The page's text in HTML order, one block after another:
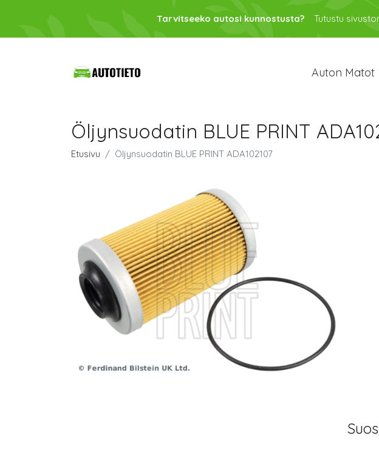
Tarvitseeko autosi kunnostusta? Tutustu
Auton Matot
Öljynsuodatin BLUE PRINT
Etusivu Öljynsuodatin BLUE PRINT ADA102107